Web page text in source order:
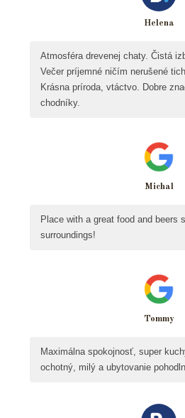
Helena
Atmosféra drevenej chaty. Čistá
Večer príjemné ničím nerušené
Krásna príroda, vtáctvo. Dobre
chodníky.
Michal
Place with a great food and beers
surroundings!
Tommy
Maximálna spokojnosť, super
ochotný, milý a ubytovanie